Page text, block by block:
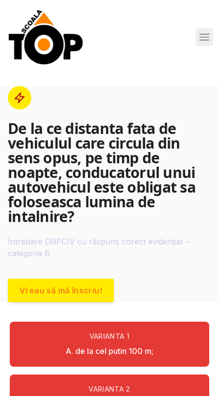
Scoala de Soferi TOP navigation
De la ce distanta fata de
vehiculul care circula din
sens opus, pe timp de
noapte, conducatorul unui
autovehicul este obligat sa
foloseasca lumina de
intalnire?
Întrebare DRPCIV cu răspuns corect evidențiat –
categoria B
Vreau să mă înscriu!
VARIANTA 1
A. de la cel putin 100 m;
VARIANTA 2